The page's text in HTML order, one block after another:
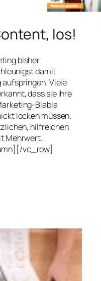
los!
bisher
damit
Viele
dass sie ihre
Blabla
locken müssen.
hilfreichen
Mehrwert.
vc_row]